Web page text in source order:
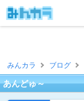
みんカラ ブログ
あんどゅ～